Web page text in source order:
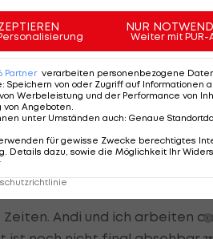
Planungen", erklärt Noch-
Funktion an Bord
Direktor zu Sturm
Szenarien
den wirtschaftlichen
Andi und ich arbeiten
NUR
Weiter mit PUR-
Partner verarbeiten personenbezogene
: Speichern von oder Zugriff auf Informationen
Werbeleistung und der Performance von
von Angeboten.
unter Umständen auch: Genaue
für gewisse Zwecke berechtigtes
Details dazu, sowie die Möglichkeit Ihr